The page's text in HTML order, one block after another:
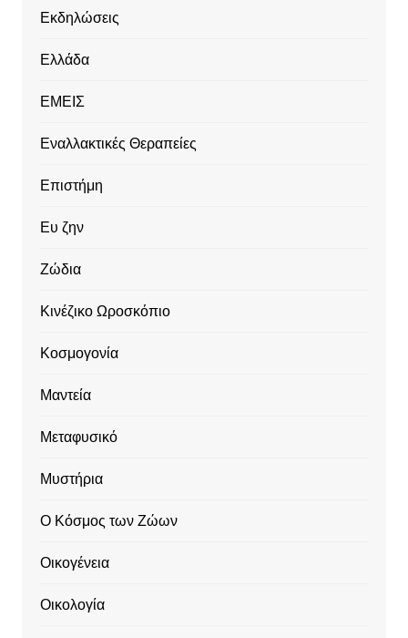
Εκδηλώσεις
Ελλάδα
ΕΜΕΙΣ
Εναλλακτικές Θεραπείες
Επιστήμη
Ευ ζην
Ζώδια
Κινέζικο Ωροσκόπιο
Κοσμογονία
Μαντεία
Μεταφυσικό
Μυστήρια
Ο Κόσμος των Ζώων
Οικογένεια
Οικολογία